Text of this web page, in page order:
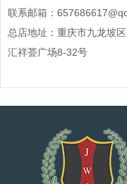
联系邮箱：
总店地址：重庆市九龙坡
汇祥荟广场8-32号